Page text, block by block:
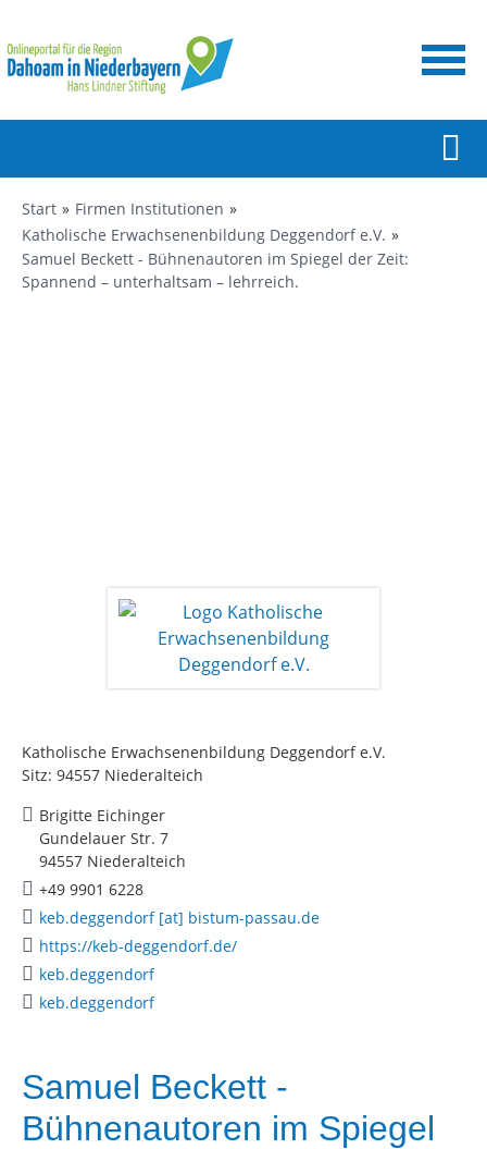
Start
Firmen Institutionen
Katholische Erwachsenenbildung Deggendorf e.V.
Samuel Beckett - Bühnenautoren im Spiegel der Zeit:
Spannend – unterhaltsam – lehrreich.
Katholische Erwachsenenbildung Deggendorf e.V.
Sitz: 94557 Niederalteich
Brigitte Eichinger
Gundelauer Str. 7
94557 Niederalteich
+49 9901 6228
keb.deggendorf [at] bistum-passau.de
https://keb-deggendorf.de/
keb.deggendorf
keb.deggendorf
Samuel Beckett -
Bühnenautoren im Spiegel